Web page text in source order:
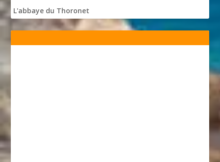
L'abbaye du Thoronet